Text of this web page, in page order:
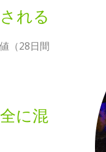
れる
（28日間
に混